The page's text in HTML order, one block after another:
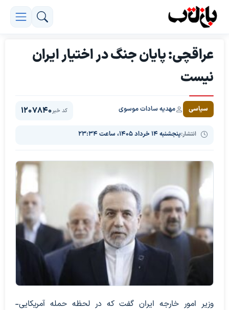
عراقچی: پایان جنگ در اختیار ایران
نیست
سیاسی مهدیه سادات موسوی
انتشار:پنجشنبه ۱۴ خرداد ۱۴۰۵، ساعت ۲۳:۳۴
کد خبر1207840
وزیر امور خارجه ایران گفت که در لحظه حمله آمریکایی-